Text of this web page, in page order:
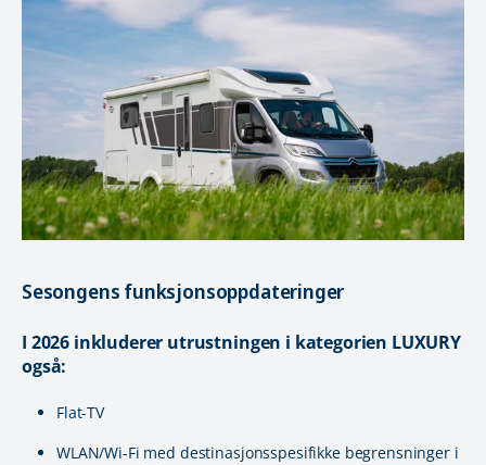
Sesongens funksjonsoppdateringer
I 2026 inkluderer utrustningen i kategorien LUXURY
også:
Flat-TV
WLAN/Wi-Fi med destinasjonsspesifikke begrensninger i